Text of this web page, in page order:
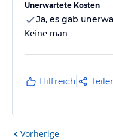
Unerwartete Kosten
Ja, es gab
Keine man
Hilfreich
Vorherige